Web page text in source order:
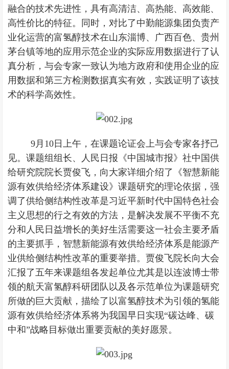
融合的技术先进性，具有高清洁、高热能、高效能、
高性价比的特征。同时，对比了中勤能源集团负责产
业化运营的富氢醇技术在山东淄博、广西百色、贵州
茅台镇等地的应用示范企业的实际应用数据进行了认
真分析，与会专家一致认为地方政府和使用企业的应
用数据和第三方检测数据真实有效，实践证明了该技
术的科学高效性。
9月10日上午，在课题论证会上与会专家各抒己
见。课题组组长、人民日报《中国城市报》社中国供
给研究院院长贾俊飞，向大家详细介绍了《智慧新能
源有效供给经济体系建设》课题研究的理论依据，强
调了供给侧结构性改革是习近平新时代中国特色社会
主义思想的行之有效的方法，是解决发展不平衡不充
分和人民日益增长的美好生活需要这一社会主要矛盾
的主要抓手，智慧新能源有效供给经济体系是能源产
业供给侧结构性改革的重要举措。贾俊飞院长向大会
汇报了五年来课题组各发起单位尤其是以连波博士带
领的航天富氢醇科研团队以及各示范单位为课题研究
所做的巨大贡献，描绘了以富氢醇技术为引领的氢能
源有效供给经济体系将为我国早日实现“碳达峰、碳
中和”战略目标做出重要贡献的美好愿景。